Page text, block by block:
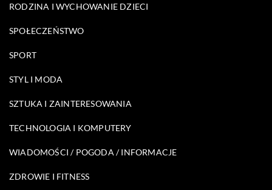
RODZINA I WYCHOWANIE DZIECI
SPOŁECZEŃSTWO
SPORT
STYL I MODA
SZTUKA I ZAINTERESOWANIA
TECHNOLOGIA I KOMPUTERY
WIADOMOŚCI / POGODA / INFORMACJE
ZDROWIE I FITNESS